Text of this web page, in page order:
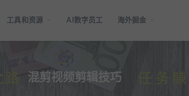
工具和资源 AI数字员工 海外掘金
混剪视频剪辑技巧